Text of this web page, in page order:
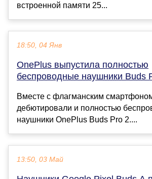
встроенной памяти 25...
18:50, 04 Янв
OnePlus выпустила полностью
беспроводные наушники Buds
Вместе с флагманским
дебютировали и полностью
наушники OnePlus Buds Pro 2....
13:50, 03 Май